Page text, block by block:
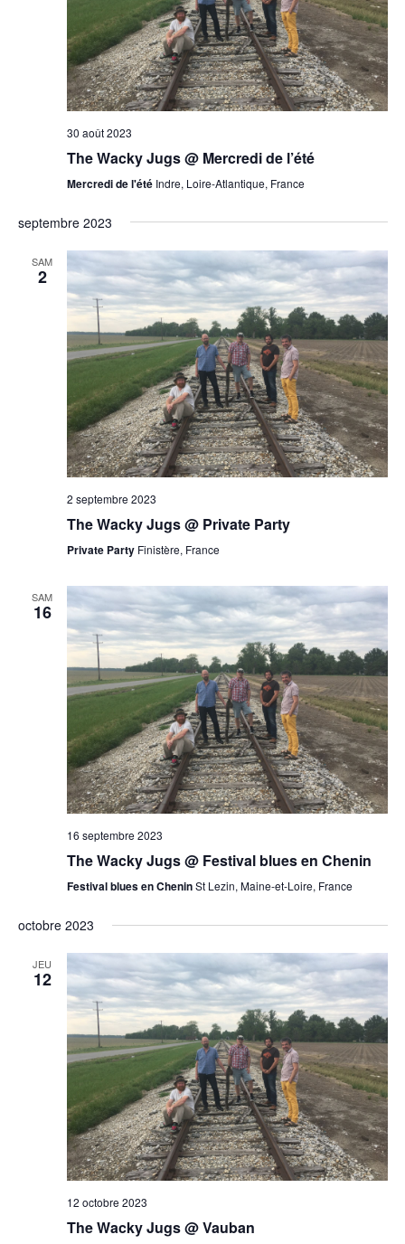
30 août 2023
The Wacky Jugs @ Mercredi de l’été
Mercredi de l'été Indre, Loire-Atlantique, France
septembre 2023
SAM
2
2 septembre 2023
The Wacky Jugs @ Private Party
Private Party Finistère, France
SAM
16
16 septembre 2023
The Wacky Jugs @ Festival blues en Chenin
Festival blues en CheninSt Lezin, Maine-et-Loire, France
octobre 2023
JEU
12
12 octobre 2023
The Wacky Jugs @ Vauban